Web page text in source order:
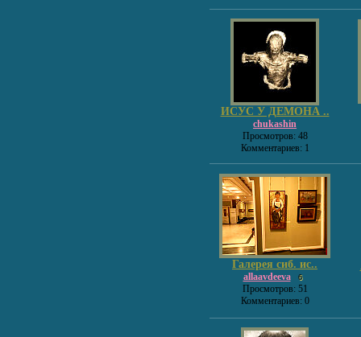
ИСУС У ДЕМОНА ..
chukashin
Просмотров: 48
Комментариев: 1
Галерея сиб. ис..
allaavdeeva 6
Просмотров: 51
Комментариев: 0